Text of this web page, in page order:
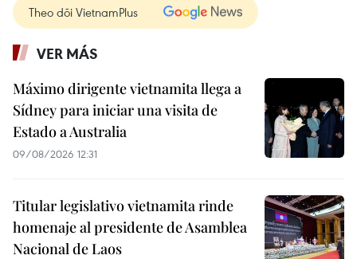
Theo dõi VietnamPlus
VER MÁS
Máximo dirigente vietnamita llega a
Sídney para iniciar una visita de
Estado a Australia
09/08/2026 12:31
Titular legislativo vietnamita rinde
homenaje al presidente de Asamblea
Nacional de Laos